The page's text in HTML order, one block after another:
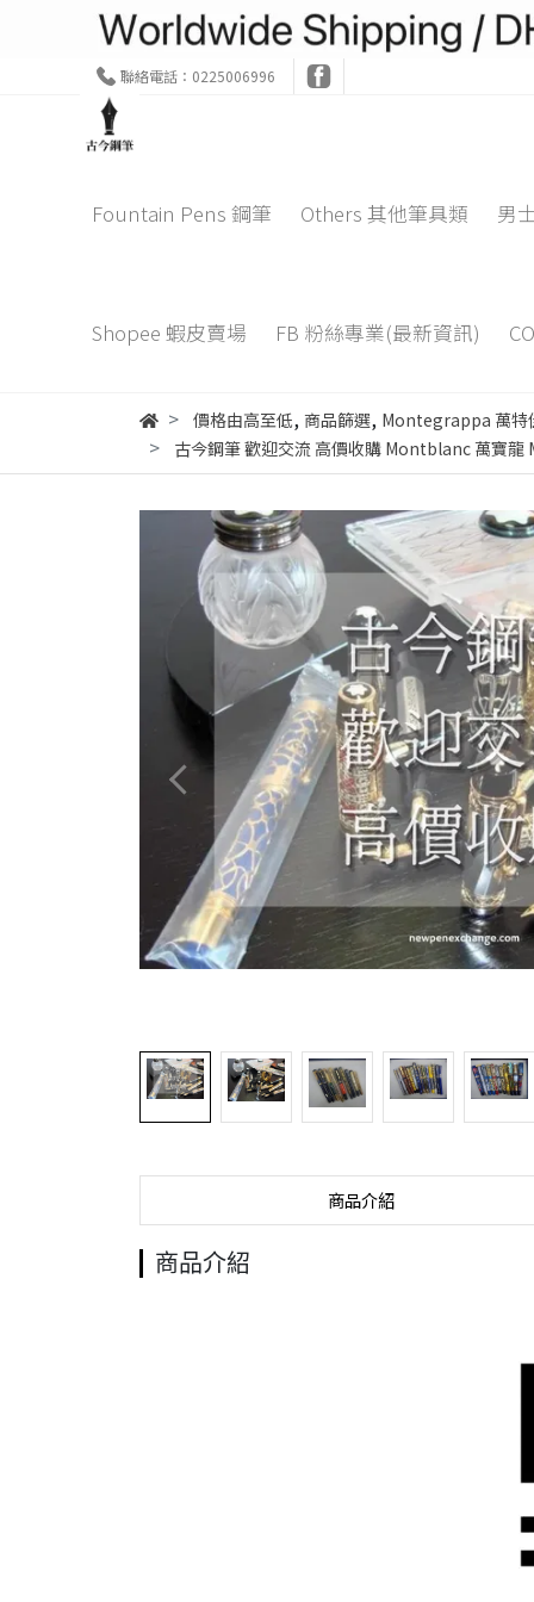
聯絡電話：0225006996
Fountain Pens 鋼筆 Others 其他筆具類 男
Shopee 蝦皮賣場 FB 粉絲專業(最新資訊)
價格由高至低, 商品篩選, Montegrappa 萬特
古今鋼筆 歡迎交流 高價收購 Montblanc 萬寶
商品介紹
商品介紹